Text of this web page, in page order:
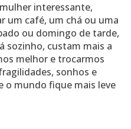
interessante,
um café, um chá ou uma
ou domingo de tarde,
sozinho, custam mais a
melhor e trocarmos
sonhos e
o mundo fique mais leve